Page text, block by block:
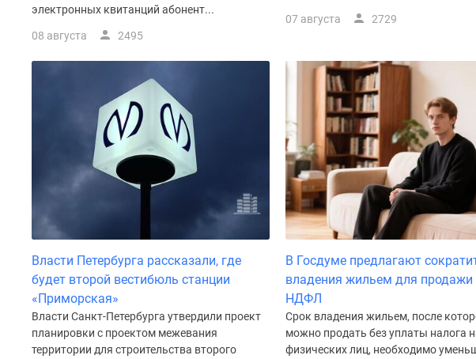
водоема
поселки
электронных квитанций абонент...
08 августа 2495
07 августа 2729
Власти Петербурга рассказали, где
будет второй вестибюль станции
«Приморская»
Власти Санкт-Петербурга утвердили проект
планировки с проектом межевания
территории для строительства второго
В Госдуме предлагают
владения жильем для продажи
НДФЛ
Срок владения жильем, после
можно продать без уплаты налога
физических лиц, необходимо